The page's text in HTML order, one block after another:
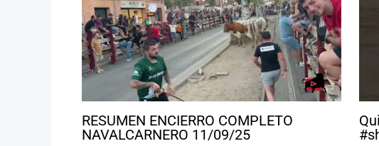
RESUMEN ENCIERRO COMPLETO
NAVALCARNERO 11/09/25